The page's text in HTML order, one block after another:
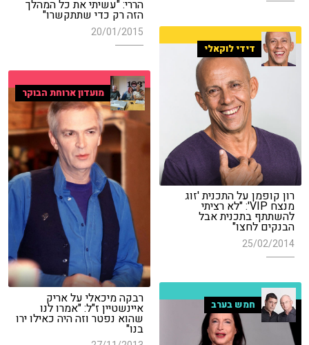
הררי: "עשיתי את כל המהלך
הזה רק כדי שתתקשרו"
20/01/2015
דידי לוקאלי
רון קופמן על התכנית 'זוג
מנצח VIP': "לא רציתי
להשתתף בתכנית אבל
הבנקים לחצו"
25/02/2014
מועדון ארוחת הבוקר
רבקה מיכאלי על אריק
איינשטיין ז"ל: "אמרו לנו
שהוא נפטר וזה היה כאילו ירו
בנו"
חמש בערב